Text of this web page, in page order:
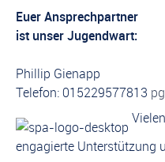
Euer Ansprechpartner
ist unser Jugendwart:
Phillip Gienapp
Telefon: 015229577813
engagierte Unterstützung